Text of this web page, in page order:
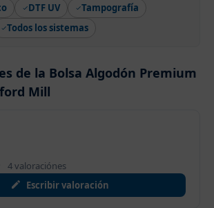
DTF UV
Tampografía
Todos los sistemas
de la Bolsa Algodón Premium
Mill
4 valoraciónes
Escribir valoración